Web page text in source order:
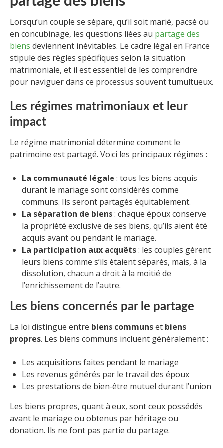
Lorsqu’un couple se sépare, qu’il soit marié, pacsé ou
en concubinage, les questions liées au partage des
biens deviennent inévitables. Le cadre légal en France
stipule des règles spécifiques selon la situation
matrimoniale, et il est essentiel de les comprendre
pour naviguer dans ce processus souvent tumultueux.
Les régimes matrimoniaux et leur
impact
Le régime matrimonial détermine comment le
patrimoine est partagé. Voici les principaux régimes :
La communauté légale : tous les biens acquis
durant le mariage sont considérés comme
communs. Ils seront partagés équitablement.
La séparation de biens: chaque époux conserve
la propriété exclusive de ses biens, qu’ils aient été
acquis avant ou pendant le mariage.
La participation aux acquêts: les couples gèrent
leurs biens comme s’ils étaient séparés, mais, à la
dissolution, chacun a droit à la moitié de
l’enrichissement de l’autre.
Les biens concernés par le partage
La loi distingue entre biens communset biens
propres. Les biens communs incluent généralement :
Les acquisitions faites pendant le mariage
Les revenus générés par le travail des époux
Les prestations de bien-être mutuel durant l’union
Les biens propres, quant à eux, sont ceux possédés
avant le mariage ou obtenus par héritage ou
donation. Ils ne font pas partie du partage.